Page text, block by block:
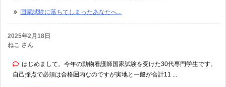
国家試験に落ちてしまったあなたへ...
2025年2月18日
ねこ さん
はじめまして。今年の動物看護師国家試験を受けた30代専門学生です。
自己採点で必須は合格圏内なのですが実地と一般が合計11 ...